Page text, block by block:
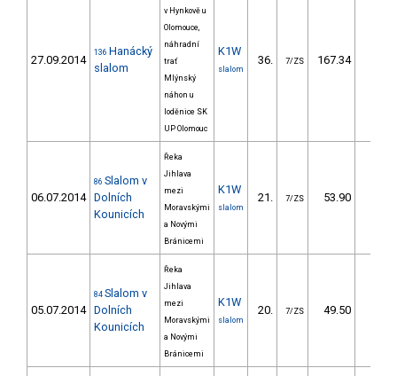
27.09.2014
136 Hanácký
slalom
v Hynkově u
Olomouce,
náhradní
trať
Mlýnský
náhon u
loděnice SK
UP Olomouc
K1W
slalom
36. 7/ZS 167.34
06.07.2014
86 Slalom v
Dolních
Kounicích
Řeka
Jihlava
mezi
Moravskými
a Novými
Bránicemi
K1W
slalom
21. 7/ZS 53.90
05.07.2014
84 Slalom v
Dolních
Kounicích
Řeka
Jihlava
mezi
Moravskými
a Novými
Bránicemi
K1W
slalom
20. 7/ZS 49.50